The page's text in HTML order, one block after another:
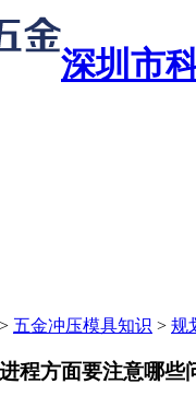
深圳市
> 五金冲压模具知识 > 规
程方面要注意哪些